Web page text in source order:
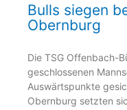
Bulls siegen
Obernburg
Die TSG Offenbach-
geschlossenen
Auswärtspunkte
Obernburg setzten